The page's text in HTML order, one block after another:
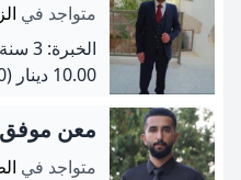
متواجد في
الخبرة: 3 سنة
10.00 دينار
(60 دقيقة)
معن موفق
متواجد في